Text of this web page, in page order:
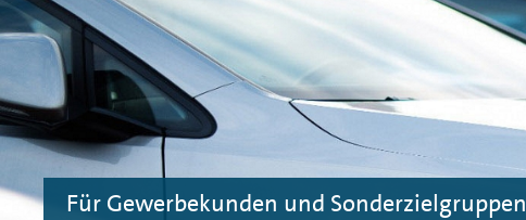
Zum Hauptinhalt springen
Zur Fußzeile springen
Für Gewerbekunden und Sonderzielgruppen